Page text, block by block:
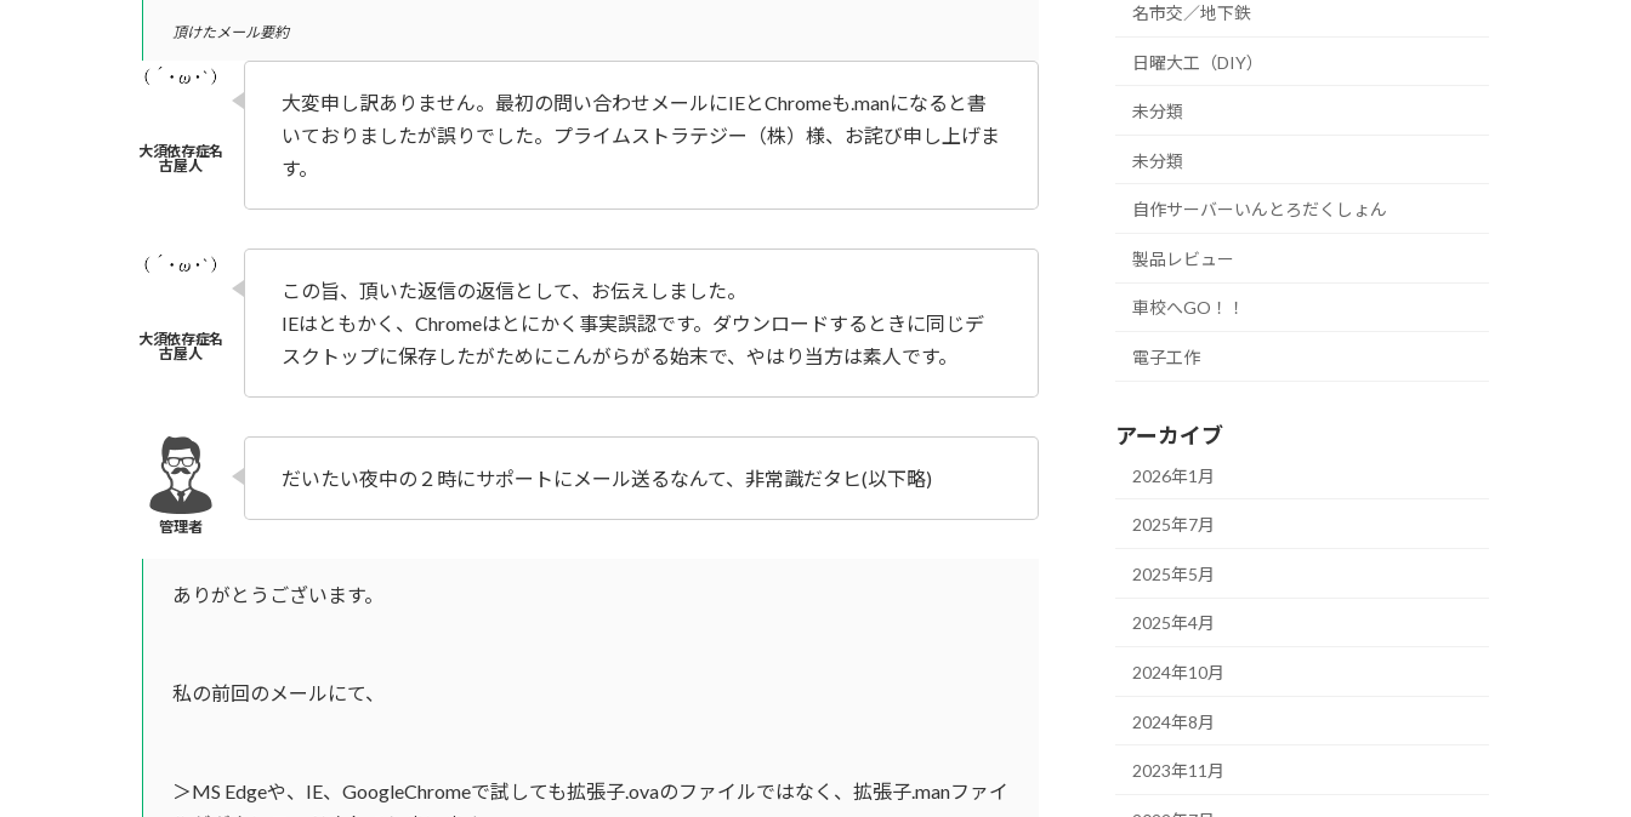
頂けたメール要約
大変申し訳ありません。最初の問い合わせメールにIEとChromeも.manになると書
いておりましたが誤りでした。プライムストラテジー（株）様、お詫び申し上げま
す。
この旨、頂いた返信の返信として、お伝えしました。
IEはともかく、Chromeはとにかく事実誤認です。ダウンロードするときに同じデ
スクトップに保存したがためにこんがらがる始末で、やはり当方は素人です。
だいたい夜中の２時にサポートにメール送るなんて、非常識だタヒ(以下略)
ありがとうございます。
私の前回のメールにて、
＞MS Edgeや、IE、GoogleChromeで試しても拡張子.ovaのファイルではなく、拡張子.manファイ
名市交／地下鉄
日曜大工（DIY）
未分類
未分類
自作サーバーいんとろだくしょん
製品レビュー
車校へGO！！
電子工作
アーカイブ
2026年1月
2025年7月
2025年5月
2025年4月
2024年10月
2024年8月
2023年11月